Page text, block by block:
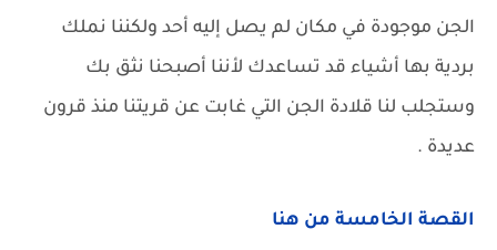
الجن موجودة في مكان لم يصل إليه أحد ولكننا نملك
بردية بها أشياء قد تساعدك لأننا أصبحنا نثق بك
وستجلب لنا قلادة الجن التي غابت عن قريتنا منذ قرون
عديدة .
القصة الخامسة من هنا